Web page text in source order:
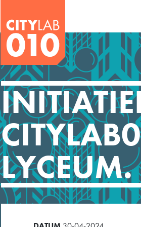
LYCEUM.